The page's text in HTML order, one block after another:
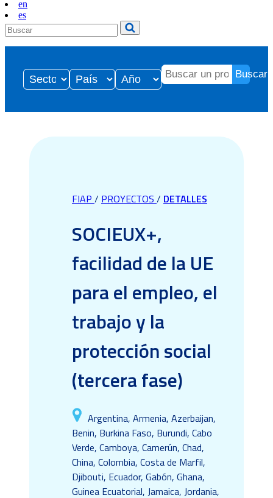
en
es
Buscar
FIAP / PROYECTOS / DETALLES
SOCIEUX+,
facilidad de la UE
para el empleo, el
trabajo y la
protección social
(tercera fase)
Argentina, Armenia, Azerbaijan,
Benin, Burkina Faso, Burundi, Cabo
Verde, Camboya, Camerún, Chad,
China, Colombia, Costa de Marfil,
Djibouti, Ecuador, Gabón, Ghana,
Guinea Ecuatorial, Jamaica, Jordania,